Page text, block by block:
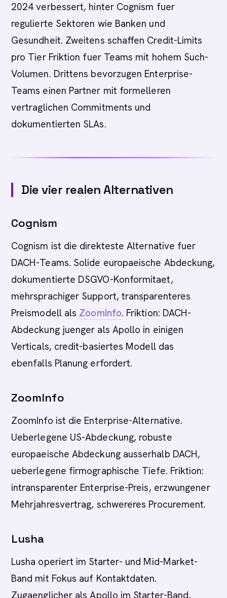
2024 verbessert, hinter Cognism fuer
regulierte Sektoren wie Banken und
Gesundheit. Zweitens schaffen Credit-Limits
pro Tier Friktion fuer Teams mit hohem Such-
Volumen. Drittens bevorzugen Enterprise-
Teams einen Partner mit formelleren
vertraglichen Commitments und
dokumentierten SLAs.
Die vier realen Alternativen
Cognism
Cognism ist die direkteste Alternative fuer
DACH-Teams. Solide europaeische Abdeckung,
dokumentierte DSGVO-Konformitaet,
mehrsprachiger Support, transparenteres
Preismodell als ZoomInfo. Friktion: DACH-
Abdeckung juenger als Apollo in einigen
Verticals, credit-basiertes Modell das
ebenfalls Planung erfordert.
ZoomInfo
ZoomInfo ist die Enterprise-Alternative.
Ueberlegene US-Abdeckung, robuste
europaeische Abdeckung ausserhalb DACH,
ueberlegene firmographische Tiefe. Friktion:
intransparenter Enterprise-Preis, erzwungener
Mehrjahresvertrag, schwereres Procurement.
Lusha
Lusha operiert im Starter- und Mid-Market-
Band mit Fokus auf Kontaktdaten.
Zugaenglicher als Apollo im Starter-Band,